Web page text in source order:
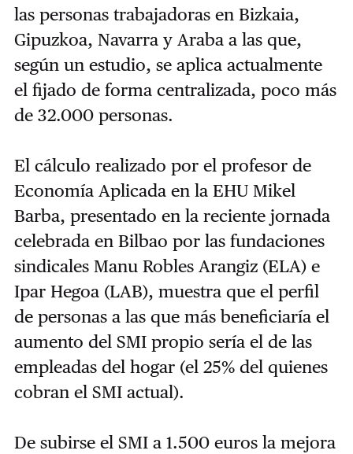
las personas trabajadoras en Bizkaia,
Gipuzkoa, Navarra y Araba a las que,
según un estudio, se aplica actualmente
el fijado de forma centralizada, poco más
de 32.000 personas.
El cálculo realizado por el profesor de
Economía Aplicada en la EHU Mikel
Barba, presentado en la reciente jornada
celebrada en Bilbao por las fundaciones
sindicales Manu Robles Arangiz (ELA) e
Ipar Hegoa (LAB), muestra que el perfil
de personas a las que más beneficiaría el
aumento del SMI propio sería el de las
empleadas del hogar (el 25% del quienes
cobran el SMI actual).
De subirse el SMI a 1.500 euros la mejora